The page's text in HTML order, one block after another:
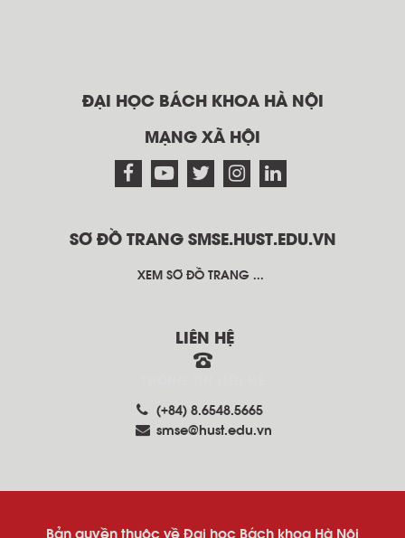
ĐẠI HỌC BÁCH KHOA HÀ NỘI
MẠNG XÃ HỘI
SƠ ĐỒ TRANG SMSE.HUST.EDU.VN
XEM SƠ ĐỒ TRANG ...
LIÊN HỆ
(+84) 8.6548.5665
smse@hust.edu.vn
Bản quyền thuộc về Đại học Bách khoa Hà Nội